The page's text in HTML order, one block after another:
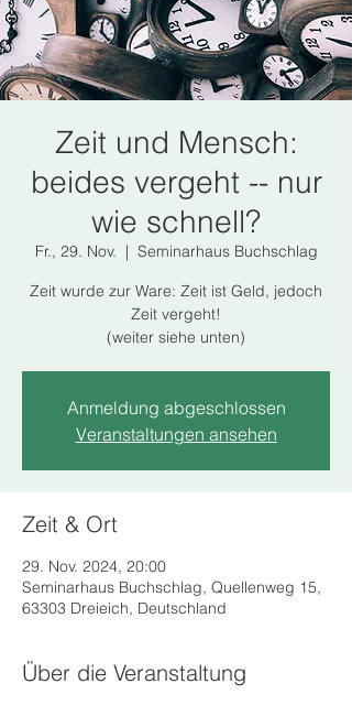
Zeit und Mensch:
beides vergeht -- nur
wie schnell?
Fr., 29. Nov.
  |
Seminarhaus Buchschlag
Zeit wurde zur Ware: Zeit ist Geld, jedoch
Zeit vergeht!
(weiter siehe unten)
Anmeldung abgeschlossen
Veranstaltungen ansehen
Zeit & Ort
29. Nov. 2024, 20:00
Seminarhaus Buchschlag, Quellenweg 15,
63303 Dreieich, Deutschland
Über die Veranstaltung